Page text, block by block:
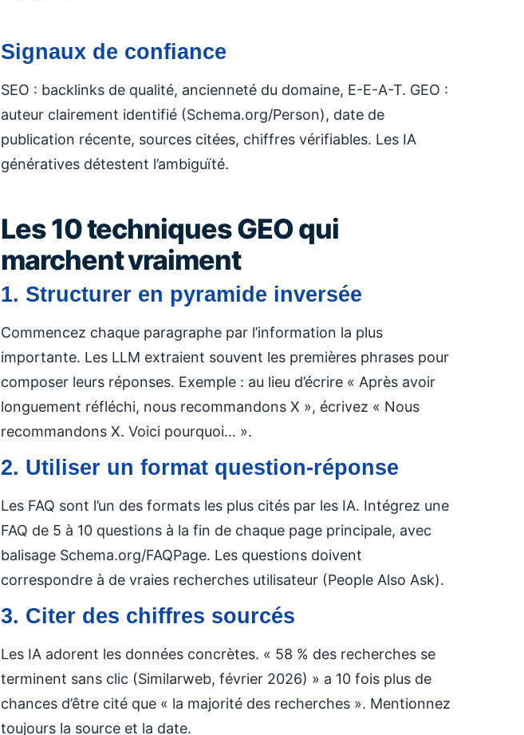
Signaux de confiance
SEO : backlinks de qualité, ancienneté du domaine, E-E-A-T. GEO :
auteur clairement identifié (Schema.org/Person), date de
publication récente, sources citées, chiffres vérifiables. Les IA
génératives détestent l’ambiguïté.
Les 10 techniques GEO qui
marchent vraiment
1. Structurer en pyramide inversée
Commencez chaque paragraphe par l’information la plus
importante. Les LLM extraient souvent les premières phrases pour
composer leurs réponses. Exemple : au lieu d’écrire « Après avoir
longuement réfléchi, nous recommandons X », écrivez « Nous
recommandons X. Voici pourquoi… ».
2. Utiliser un format question-réponse
Les FAQ sont l’un des formats les plus cités par les IA. Intégrez une
FAQ de 5 à 10 questions à la fin de chaque page principale, avec
balisage Schema.org/FAQPage. Les questions doivent
correspondre à de vraies recherches utilisateur (People Also Ask).
3. Citer des chiffres sourcés
Les IA adorent les données concrètes. « 58 % des recherches se
terminent sans clic (Similarweb, février 2026) » a 10 fois plus de
chances d’être cité que « la majorité des recherches ». Mentionnez
toujours la source et la date.